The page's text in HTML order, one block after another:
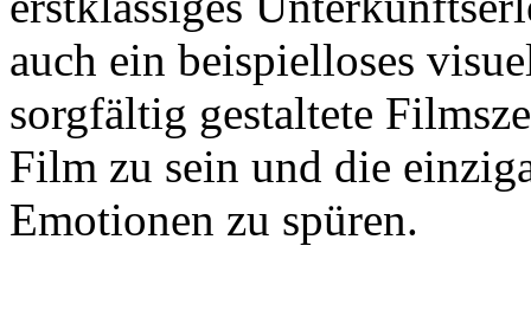
auch ein beispielloses
sorgfältig gestaltete
Film zu sein und die
Emotionen zu spüren.